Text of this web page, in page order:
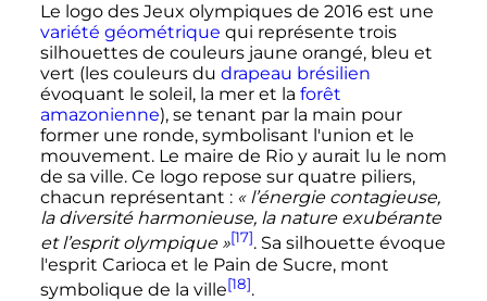
Le logo des Jeux olympiques de 2016 est une
variété géométrique qui représente trois
silhouettes de couleurs jaune orangé, bleu et
vert (les couleurs du drapeau brésilien
évoquant le soleil, la mer et la forêt
amazonienne), se tenant par la main pour
former une ronde, symbolisant l'union et le
mouvement. Le maire de Rio y aurait lu le nom
de sa ville. Ce logo repose sur quatre piliers,
chacun représentant : « l’énergie contagieuse,
la diversité harmonieuse, la nature exubérante
et l’esprit olympique »[17]. Sa silhouette évoque
l'esprit Carioca et le Pain de Sucre, mont
symbolique de la ville[18].